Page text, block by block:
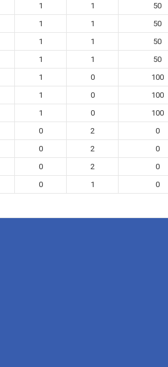
1 1 50
1 1 50
1 1 50
1 1 50
1 0 100
1 0 100
1 0 100
0 2 0
0 2 0
0 2 0
0 1 0